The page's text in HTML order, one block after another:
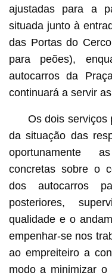
ajustadas para a
situada junto à
das Portas do
para peões),
autocarros da
continuará a servir
Os dois serviços
da situação das
oportunamente
concretas sobre o
dos autocarros
posteriores,
qualidade e o
empenhar-se nos
ao empreiteiro a
modo a minimizar